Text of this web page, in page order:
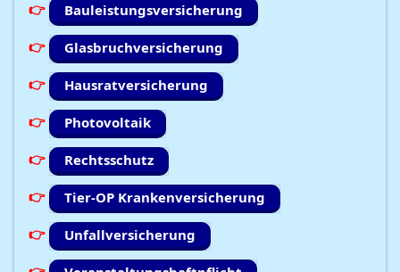
Bauleistungsversicherung
Glasbruchversicherung
Hausratversicherung
Photovoltaik
Rechtsschutz
Tier-OP Krankenversicherung
Unfallversicherung